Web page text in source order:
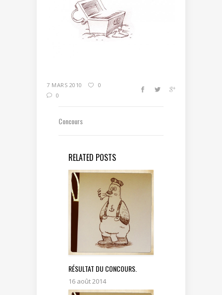
7 MARS 2010
0
0
Concours
RELATED POSTS
RÉSULTAT DU CONCOURS.
16 août 2014